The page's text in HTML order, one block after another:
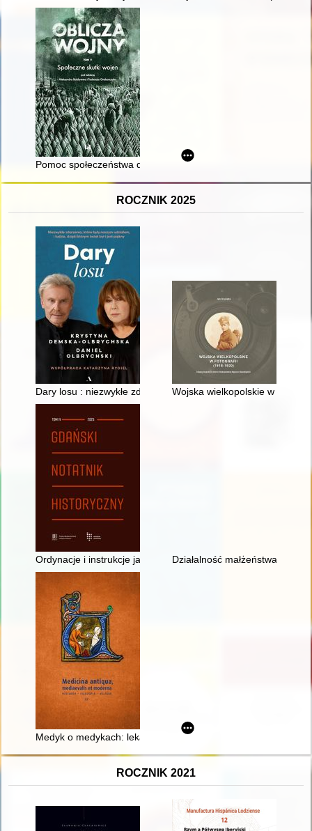
Pomoc społeczeństwa dla żołnierza polskiego w okresie
ROCZNIK 2025
Dary losu : niezwykłe zdarzenia, które były naszym
Wojska wielkopolskie w
Ordynacje i instrukcje jako źródło do dziejów prawa
Działalność małżeństwa
Medyk o medykach: lekarze w dziele "Chronica Polonorum"
ROCZNIK 2021